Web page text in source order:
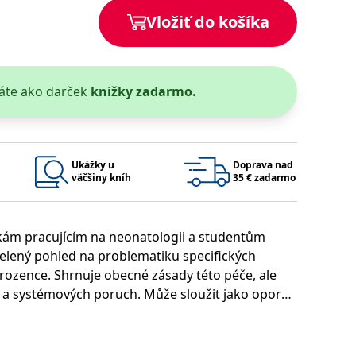
Vložiť do košíka
ako darček knižky zadarmo.
Ukážky u
väčšiny kníh
Doprava nad
35 € zadarmo
pracujícím na neonatologii a studentům
pohled na problematiku specifických
Shrnuje obecné zásady této péče, ale
systémových poruch. Může sloužit jako opora
postgraduální program Intenzivní péče
možné podávat platné zprávy o používání jejich webových
k udržování proměnných relací uživatelů. Obvykle se
příkladem je udržování přihlášeného stavu uživatele mezi
které systém přijímá, a zajištění souladu a přizpůsobivosti
Platnosť končí
Google Privacy Policy